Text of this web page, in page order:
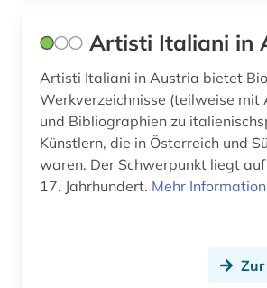
reformation (1)
reisebericht (1)
renaissance (3)
Artisti Italiani in
Artisti Italiani in Austria bietet
Werkverzeichnisse (teilweise mit
und Bibliographien zu
Künstlern, die in Österreich und
waren. Der Schwerpunkt liegt auf dem 16. und
17. Jahrhundert. Mehr